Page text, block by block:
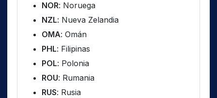
NOR: Noruega
NZL: Nueva Zelandia
OMA: Omán
PHL: Filipinas
POL: Polonia
ROU: Rumania
RUS: Rusia